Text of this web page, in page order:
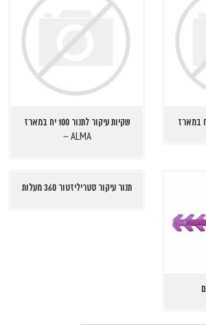
שקיות עיקור לתנור 100 יח במארז
ALMA –
תנור עיקור סטריליזטור 360 מעלות